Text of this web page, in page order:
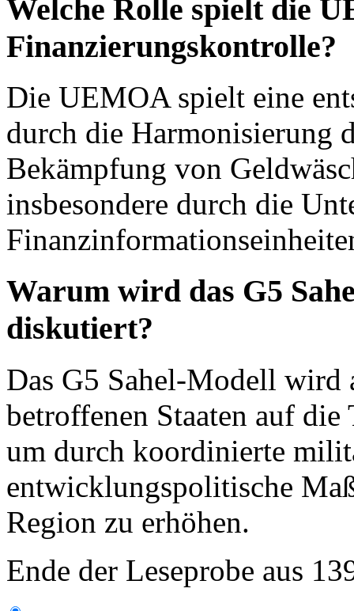
Welche Rolle spielt die
Finanzierungskontrolle?
Die UEMOA spielt eine
durch die Harmonisierung
Bekämpfung von
insbesondere durch die
Warum wird das G5
diskutiert?
Das G5 Sahel-Modell wird
betroffenen Staaten auf
um durch koordinierte
entwicklungspolitische
Region zu erhöhen.
Ende der Leseprobe aus